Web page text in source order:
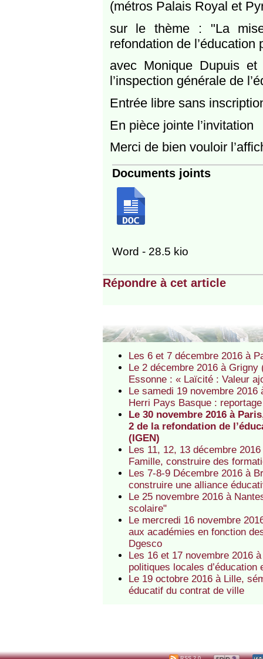
(métros Palais Royal et
sur le thème : "La
refondation de l’éducation
avec Monique Dupuis
l’inspection générale de
Entrée libre sans
En pièce jointe l’invitation
Merci de bien vouloir
Documents joints
Word - 28.5 kio
Répondre à cet article
Les 6 et 7 décembre 2016 à
Le 2 décembre 2016 à
Essonne : « Laïcité : Valeur
Le samedi 19 novembre
Herri Pays Basque :
Le 30 novembre 2016 à
2 de la refondation de
(IGEN)
Les 11, 12, 13 décembre
Famille, construire des
Les 7-8-9 Décembre 2016 à
construire une alliance
Le 25 novembre 2016 à
scolaire"
Le mercredi 16 novembre
aux académies en fonction
Dgesco
Les 16 et 17 novembre 2016
politiques locales
Le 19 octobre 2016 à Lille,
éducatif du contrat de ville